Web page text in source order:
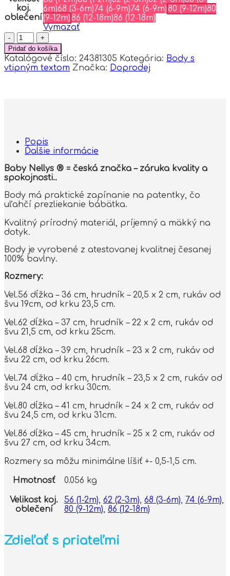
koj.
oblečení
6m)68 (3-6m)74 (6-9m)74 (6-9m)80 (9-12m)80
(9-12m)86 (12-18m)86 (12-18m)
Vymazať
množstvo
Body
dlhý
rukáv
s
OCKO,
veľ.
80,
kluk
Pridať do košíka
Katalógové číslo: 24381305 Kategória: Body s
vtipným textom Značka: Doprodej
Popis
Ďalšie informácie
Baby Nellys ® = česká značka – záruka kvality a
spokojnosti..
Body má praktické zapínanie na patentky, čo
uľahčí prezliekanie bábätka.
Kvalitný prírodný materiál, príjemný a mäkký na
dotyk.
Body je vyrobené z atestovanej kvalitnej česanej
100% bavlny.
Rozmery:
Vel.56 dĺžka – 36 cm, hrudník – 20,5 x 2 cm, rukáv od
švu 19cm, od krku 23,5 cm.
Vel.62 dĺžka – 37 cm, hrudník – 22 x 2 cm, rukáv od
švu 21,5 cm, od krku 25cm.
Vel.68 dĺžka – 39 cm, hrudník – 23 x 2 cm, rukáv od
švu 22 cm, od krku 26cm.
Vel.74 dĺžka – 40 cm, hrudník – 23,5 x 2 cm, rukáv od
švu 24 cm, od krku 30cm.
Vel.80 dĺžka – 41 cm, hrudník – 24 x 2 cm, rukáv od
švu 24,5 cm, od krku 31cm.
Vel.86 dĺžka – 45 cm, hrudník – 25 x 2 cm, rukáv od
švu 27 cm, od krku 34cm.
Rozmery sa môžu minimálne líšiť +- 0,5-1,5 cm.
Hmotnosť 0.056 kg
Velikost koj.
oblečení
56 (1-2m), 62 (2-3m), 68 (3-6m), 74 (6-9m),
80 (9-12m), 86 (12-18m)
Zdieľať s priateľmi